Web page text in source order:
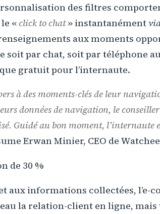
des filtres
« click to chat» instantanément
aux moments
par chat, soit par téléphone
gratuit pour l’internaute.
à des moments-clés de leur
données de navigation, le
Guidé au bon moment, l’internaute
Erwan Minier, CEO de
de 30 %
aux informations collectées, l’e-
la relation-client en ligne, mais